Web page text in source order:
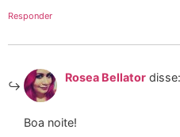
Responder
Rosea Bellator disse:
Boa noite!